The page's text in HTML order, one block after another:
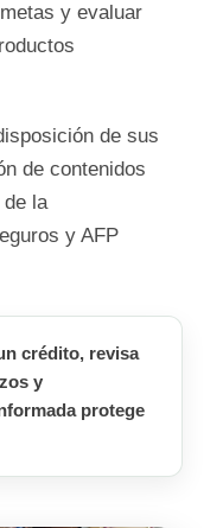
y evaluar
de sus
de contenidos
la
y AFP
crédito, revisa
y
protege